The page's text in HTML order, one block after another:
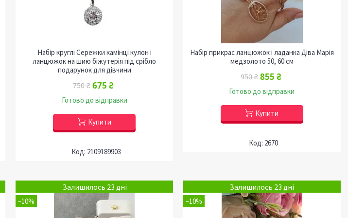
Набір круглі Сережки камінці кулон і
ланцюжок на шию біжутерія під срібло
подарунок для дівчини
750 ₴ 675 ₴
Готово до відправки
Купити
2109189903
Набір прикрас ланцюжок і ладанка Діва Марія
медзолото 50, 60 см
950 ₴ 855 ₴
Готово до відправки
Купити
2670
Залишилось 23 дні
–10%
Залишилось 23 дні
–10%